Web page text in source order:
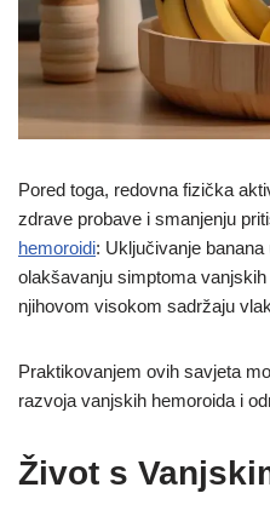
Pored toga, redovna fizička
zdrave probave i smanjenju
hemoroidi: Uključivanje
olakšavanju simptoma
njihovom visokom sadržaju
Praktikovanjem ovih savjeta
razvoja vanjskih hemoroida i
Život s